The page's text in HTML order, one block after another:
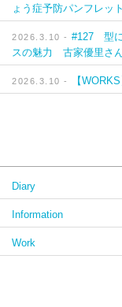
ょう症予防パンフレッ
2026.3.10 - #127 型に
スの魅力 古家優里さ
2026.3.10 - 【
Diary
Information
Work